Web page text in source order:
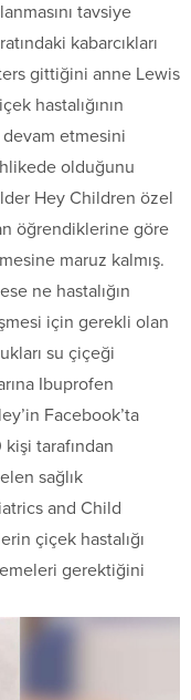
tavsiye
kabarcıkları
gittiğini anne Lewis
hastalığının
etmesini
olduğunu
Hey Children özel
öğrendiklerine göre
maruz kalmış.
ne hastalığın
için gerekli olan
su çiçeği
Ibuprofen
Facebook’ta
kişi tarafından
sağlık
and Child
çiçek hastalığı
gerektiğini